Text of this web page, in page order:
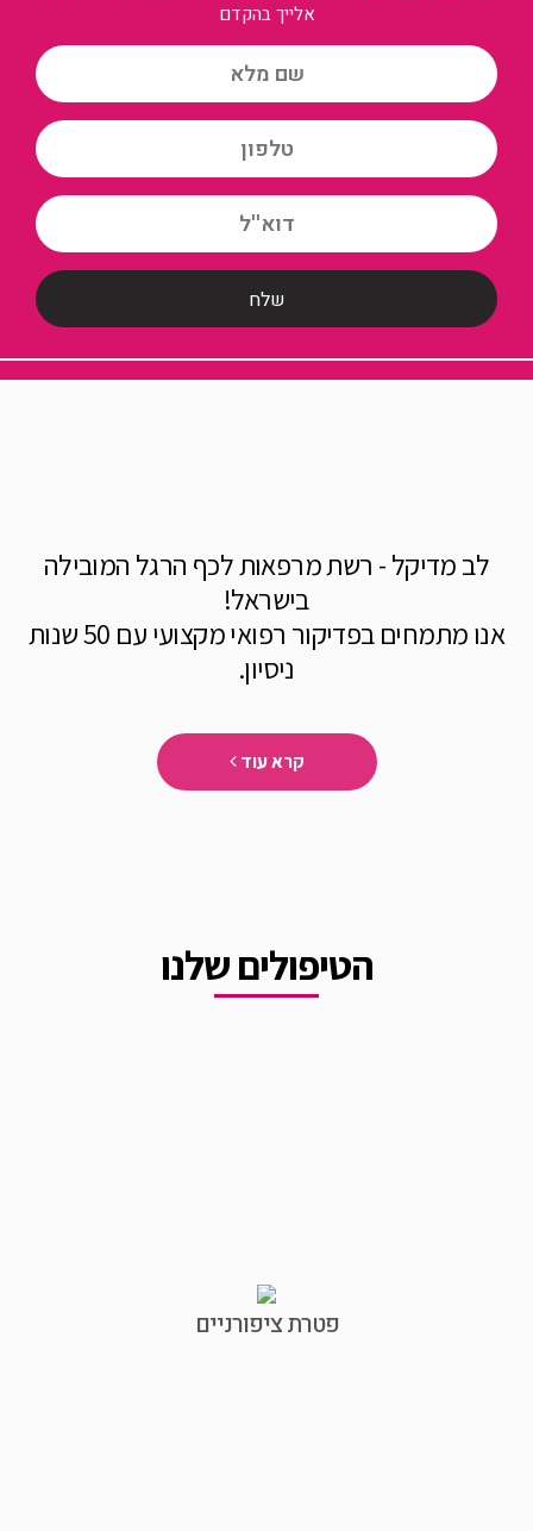
אלייך בהקדם
לב מדיקל - רשת מרפאות לכף הרגל המובילה
בישראל!
אנו מתמחים בפדיקור רפואי מקצועי עם 50 שנות
ניסיון.
קרא עוד
הטיפולים שלנו
פטרת ציפורניים